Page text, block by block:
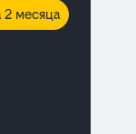
2 месяца